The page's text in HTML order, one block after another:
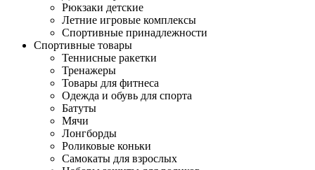
Рюкзаки детские
Летние игровые комплексы
Спортивные принадлежности
Спортивные товары
Теннисные ракетки
Тренажеры
Товары для фитнеса
Одежда и обувь для спорта
Батуты
Мячи
Лонгборды
Роликовые коньки
Самокаты для взрослых